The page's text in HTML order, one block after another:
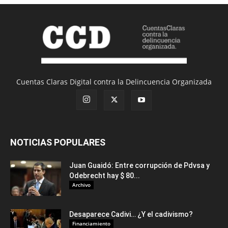
Cuentas Claras Digital contra la Delincuencia Organizada
NOTICIAS POPULARES
Juan Guaidó: Entre corrupción de Pdvsa y
Odebrecht hay $ 80...
Archivo
Desaparece Cadivi… ¿Y el cadivismo?
Financiamiento